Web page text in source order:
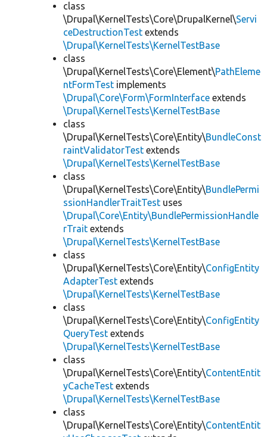
class
\Drupal\KernelTests\Core\DrupalKernel\Servi
ceDestructionTest extends
\Drupal\KernelTests\KernelTestBase
class
\Drupal\KernelTests\Core\Element\PathEleme
ntFormTest implements
\Drupal\Core\Form\FormInterface extends
\Drupal\KernelTests\KernelTestBase
class
\Drupal\KernelTests\Core\Entity\BundleConst
raintValidatorTest extends
\Drupal\KernelTests\KernelTestBase
class
\Drupal\KernelTests\Core\Entity\BundlePermi
ssionHandlerTraitTest uses
\Drupal\Core\Entity\BundlePermissionHandle
rTrait extends
\Drupal\KernelTests\KernelTestBase
class
\Drupal\KernelTests\Core\Entity\ConfigEntity
AdapterTest extends
\Drupal\KernelTests\KernelTestBase
class
\Drupal\KernelTests\Core\Entity\ConfigEntity
QueryTest extends
\Drupal\KernelTests\KernelTestBase
class
\Drupal\KernelTests\Core\Entity\ContentEntit
yCacheTest extends
\Drupal\KernelTests\KernelTestBase
class
\Drupal\KernelTests\Core\Entity\ContentEntit